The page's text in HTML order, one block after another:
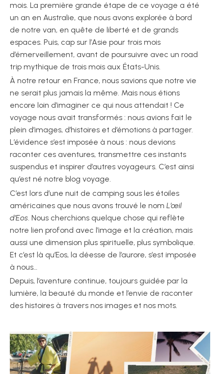
mois. La première grande étape de ce voyage a été
un an en Australie, que nous avons explorée à bord
de notre van, en quête de liberté et de grands
espaces. Puis, cap sur l’Asie pour trois mois
d’émerveillement, avant de poursuivre avec un road
trip mythique de trois mois aux États-Unis.
À notre retour en France, nous savions que notre vie
ne serait plus jamais la même. Mais nous étions
encore loin d’imaginer ce qui nous attendait ! Ce
voyage nous avait transformés : nous avions fait le
plein d’images, d’histoires et d’émotions à partager.
L’évidence s’est imposée à nous : nous devions
raconter ces aventures, transmettre ces instants
suspendus et inspirer d’autres voyageurs. C’est ainsi
qu’est né notre blog voyage.
C’est lors d’une nuit de camping sous les étoiles
américaines que nous avons trouvé le nom L’œil
d’Eos . Nous cherchions quelque chose qui reflète
notre lien profond avec l’image et la création, mais
aussi une dimension plus spirituelle, plus symbolique.
Et c’est là qu’Eos, la déesse de l’aurore, s’est imposée
à nous…
Depuis, l’aventure continue, toujours guidée par la
lumière, la beauté du monde et l’envie de raconter
des histoires à travers nos images et nos mots.